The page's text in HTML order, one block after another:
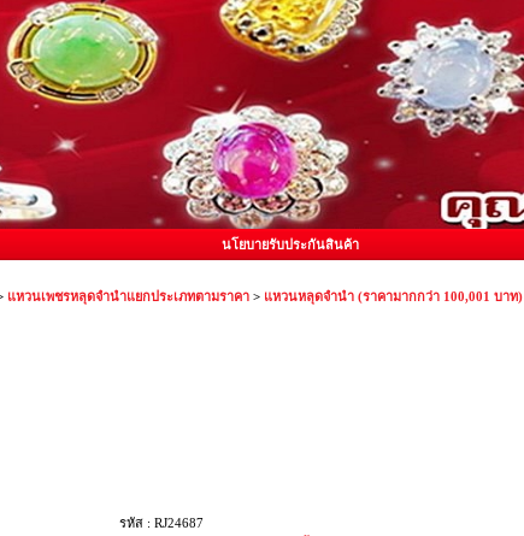
นโยบายรับประกันสินค้า
แหวนเพชรหลุดจำนำแยกประเภทตามราคา > แหวนหลุดจำนำ (ราคามากกว่า 100,001 บาท)
รหัส : RJ24687